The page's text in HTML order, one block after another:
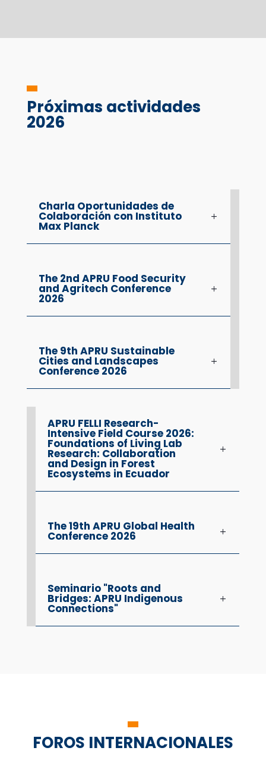
Próximas actividades
2026
Charla Oportunidades de
Colaboración con Instituto
Max Planck
The 2nd APRU Food Security
and Agritech Conference
2026
The 9th APRU Sustainable
Cities and Landscapes
Conference 2026
APRU FELLI Research-
Intensive Field Course 2026:
Foundations of Living Lab
Research: Collaboration
and Design in Forest
Ecosystems in Ecuador
The 19th APRU Global Health
Conference 2026
Seminario "Roots and
Bridges: APRU Indigenous
Connections"
FOROS INTERNACIONALES